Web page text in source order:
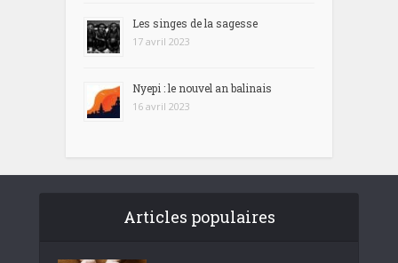
Les singes de la sagesse
17 avril 2023
Nyepi : le nouvel an balinais
16 avril 2023
Articles populaires